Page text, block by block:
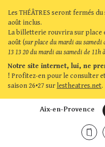
Les THÉÂTRES seront fermés
août inclus.
La billetterie rouvrira sur place
août (sur place du mardi au samedi
13 13 20 du mardi au samedi de 11h
Notre site internet, lui, ne
! Profitez-en pour le consulter
saison 26•27 sur lestheatres.net.
Aix-en-Provence